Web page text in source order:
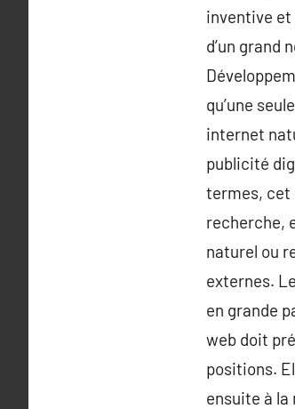
inventive et
d’un grand
qu’une
internet
publicité
termes, cet
recherche,
naturel ou
externes.
en grande
web doit
positions.
ensuite à la